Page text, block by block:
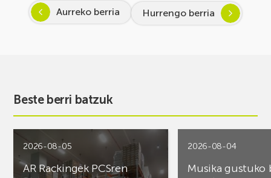
Aurreko berria Hurrengo berria
Beste berri batzuk
2026-08-05
AR Rackingek PCSren
2026-08-04
Musika gustuko